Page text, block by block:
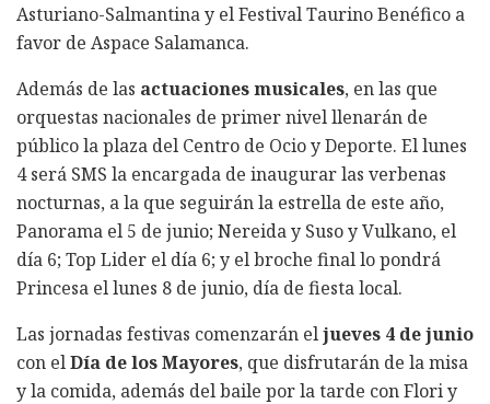
Asturiano-Salmantina y el Festival Taurino Benéfico a
favor de Aspace Salamanca.
Además de las actuaciones musicales, en las que
orquestas nacionales de primer nivel llenarán de
público la plaza del Centro de Ocio y Deporte. El lunes
4 será SMS la encargada de inaugurar las verbenas
nocturnas, a la que seguirán la estrella de este año,
Panorama el 5 de junio; Nereida y Suso y Vulkano, el
día 6; Top Lider el día 6; y el broche final lo pondrá
Princesa el lunes 8 de junio, día de fiesta local.
Las jornadas festivas comenzarán eljueves 4 de junio
con elDía de los Mayores, que disfrutarán de la misa
y la comida, además del baile por la tarde con Flori y